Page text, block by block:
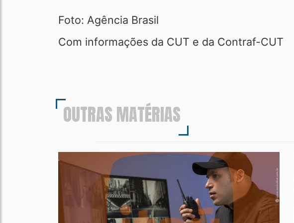
Foto: Agência Brasil
Com informações da CUT e da Contraf-CUT
OUTRAS MATÉRIAS